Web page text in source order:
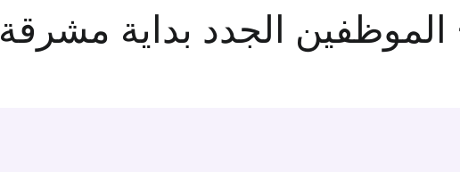
الموظفين الجدد بداية مشرقة